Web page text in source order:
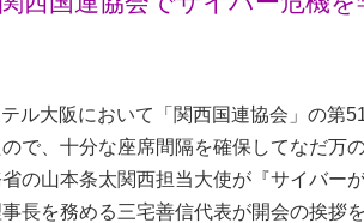
ル大阪において「関西国連協会」の第
で、十分な座席間隔を確保してなだ万
の山本条太関西担当大使が『サイバー
長を務める三宅善信代表が開会の挨拶を